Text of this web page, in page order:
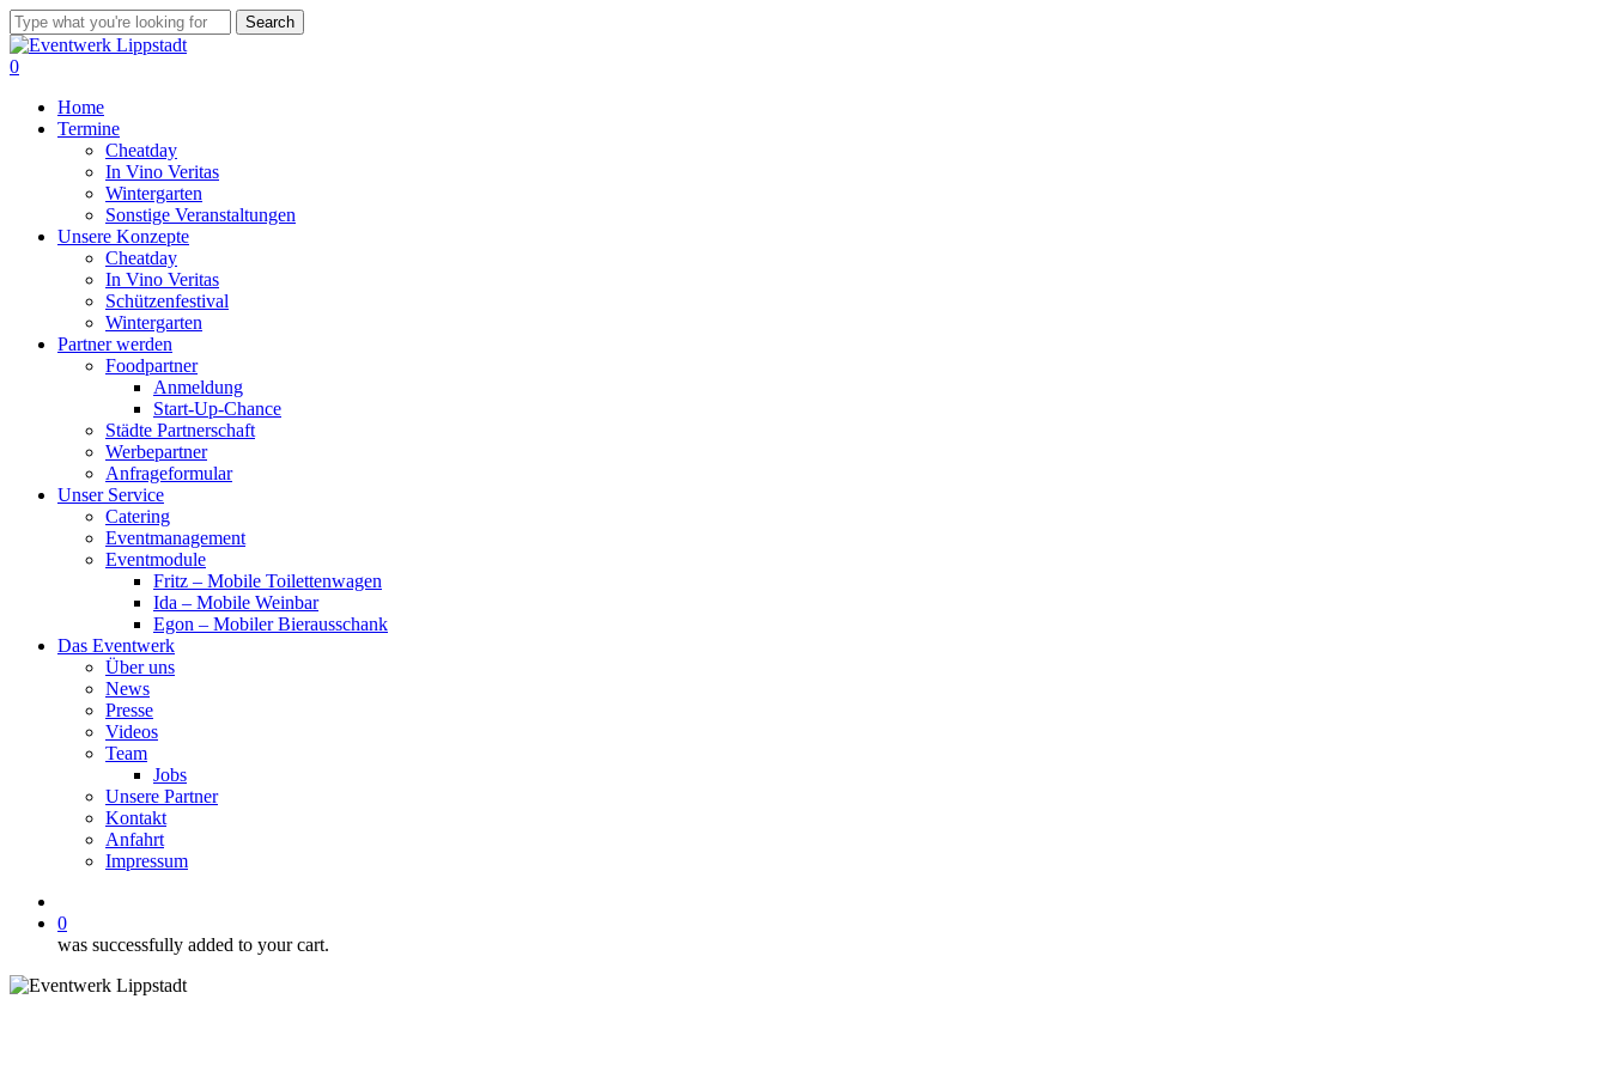
Skip
to
main
Search
Close
Search
0
Home
Termine
Cheatday
In Vino Veritas
Wintergarten
Sonstige Veranstaltungen
Unsere Konzepte
Cheatday
In Vino Veritas
Schützenfestival
Wintergarten
Partner werden
Foodpartner
Anmeldung
Start-Up-Chance
Städte Partnerschaft
Werbepartner
Anfrageformular
Unser Service
Catering
Eventmanagement
Eventmodule
Fritz – Mobile Toilettenwagen
Ida – Mobile Weinbar
Egon – Mobiler Bierausschank
Das Eventwerk
Über uns
News
Presse
Videos
Team
Jobs
Unsere Partner
Kontakt
Anfahrt
Impressum
0
was successfully added to your cart.